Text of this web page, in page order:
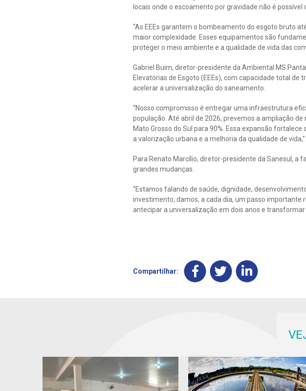
locais onde o escoamento por gravidade não é
“As EEEs garantem o bombeamento do esgoto bruto
maior complexidade. Esses equipamentos são
proteger o meio ambiente e a qualidade de vida das
Gabriel Buim, diretor-presidente da Ambiental MS
Elevatórias de Esgoto (EEEs), com capacidade total
acelerar a universalização do saneamento.
“Nosso compromisso é entregar uma infraestrutura
população. Até abril de 2026, prevemos a ampliação
Mato Grosso do Sul para 90%. Essa expansão
a valorização urbana e a melhoria da qualidade de vida,”
Para Renato Marcílio, diretor-presidente da Sanesul, a
grandes mudanças.
“Estamos falando de saúde, dignidade,
investimento, damos, a cada dia, um passo importante
antecipar a universalização em dois anos e
Compartilhar: